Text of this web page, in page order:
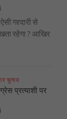
गद्द्दारी से
रहेगा ? आखिर
चुनाव
प्रत्याशी पर